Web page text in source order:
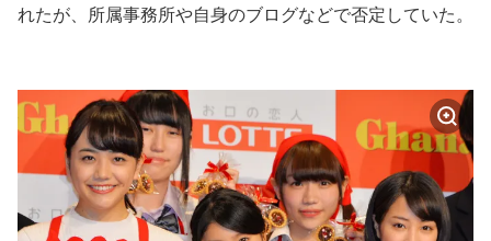
れたが、所属事務所や自身のブログなどで否定していた。